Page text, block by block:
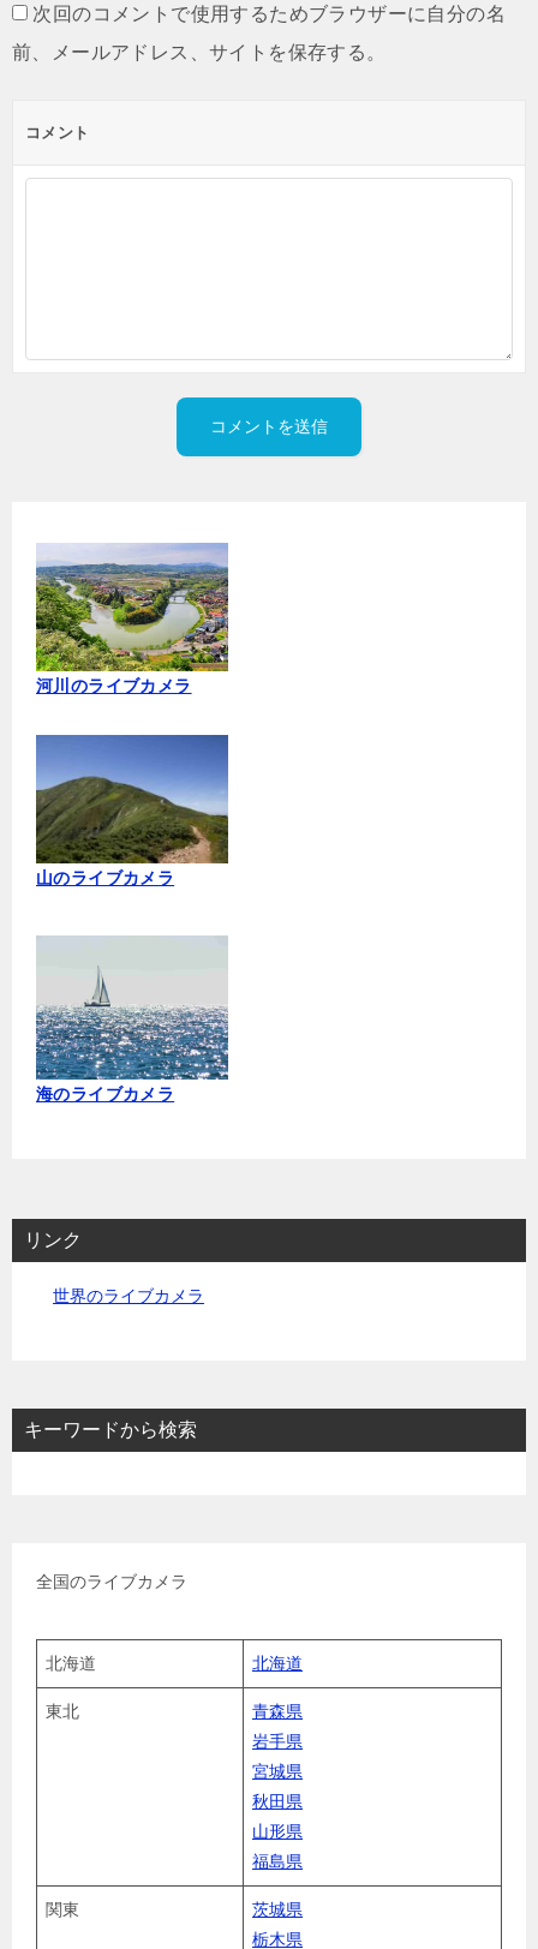
次回のコメントで使用するためブラウザーに自分の名
前、メールアドレス、サイトを保存する。
コメント
河川のライブカメラ
山のライブカメラ
海のライブカメラ
リンク
世界のライブカメラ
キーワードから検索
全国のライブカメラ
北海道 北海道
東北
青森県
岩手県
宮城県
秋田県
山形県
福島県
関東
茨城県
栃木県